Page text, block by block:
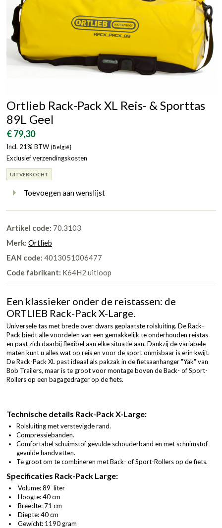
Ortlieb Rack-Pack XL Reis- & Sporttas
89L Geel
€ 79,30
Incl. 21% BTW (België}
Exclusief verzendingskosten
UITVERKOCHT
Toevoegen aan wenslijst
Artikel code: 70.3103
Merk: Ortlieb
EAN code: 4013051006477
Code fabrikant: K64H2 uitloop
Een klassieker onder de reistassen: de
ORTLIEB Rack-Pack X-Large.
Universele tas met brede over dwars geplaatste rolsluiting. De Rack-
Pack biedt alle voordelen van een gemakkelijk te onderhouden reistas
en past zich daarbij flexibel aan elke situatie aan. Dankzij de variabele
maten kunt u alles wat op reis en voor de sport onmisbaar is erin kwijt.
De Rack-Pack XL past ideaal als pakzak in de fietsaanhanger "Yak" van
Bob Trailers, maar is te groot voor montage boven de Back- of Sport-
Rollers op een bagagedrager op de fiets.
Technische details Rack-Pack X-Large:
Rolsluiting met verstevigde rand.
Compressiebanden.
Comfortabel schuimstof gevulde schouderband en met schuimstof
gevulde handvatten.
Te groot om te combineren met Back- of Sport-Rollers op de fiets.
Specificaties Rack-Pack Large:
Volume: 89 liter
Hoogte: 40 cm
Breedte: 71 cm
Diepte: 40 cm
Gewicht: 1190 gram